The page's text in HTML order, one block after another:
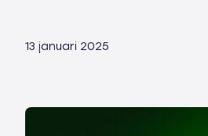
13 januari 2025